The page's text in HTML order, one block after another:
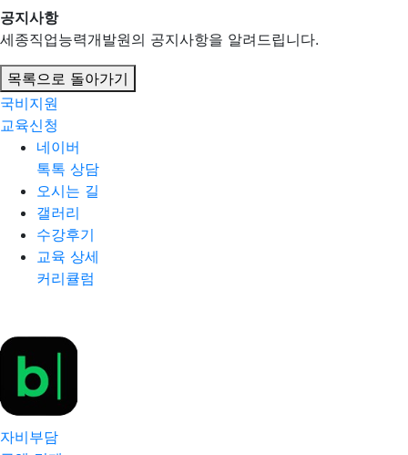
공지사항
세종직업능력개발원의 공지사항을 알려드립니다.
목록으로 돌아가기
국비지원
교육신청
네이버
톡톡 상담
오시는 길
갤러리
수강후기
교육 상세
커리큘럼
자비부담